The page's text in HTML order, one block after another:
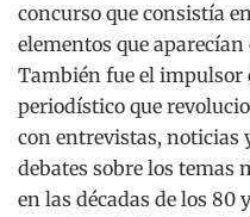
concurso que consistía
elementos que
También fue el impulsor
periodístico que
con entrevistas, noticias
debates sobre los temas
en las décadas de los 80